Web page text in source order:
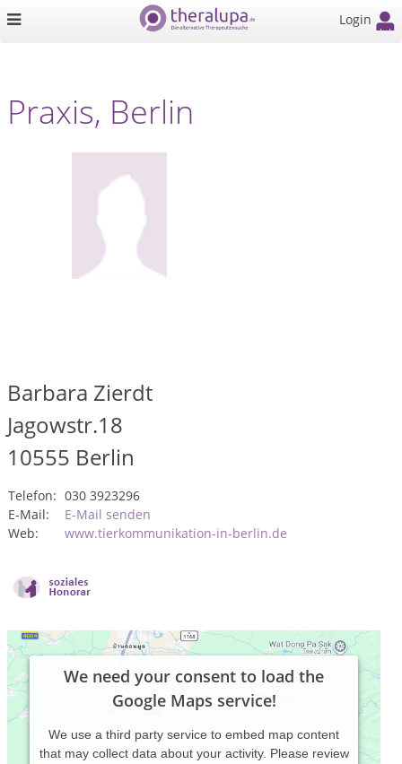
Login
Praxis, Berlin
Barbara Zierdt
Jagowstr.18
10555 Berlin
Telefon: 030 3923296
E-Mail:
E-Mail senden
Web:
www.tierkommunikation-in-berlin.de
We need your consent to load the
Google Maps service!
We use a third party service to embed map content
that may collect data about your activity. Please review